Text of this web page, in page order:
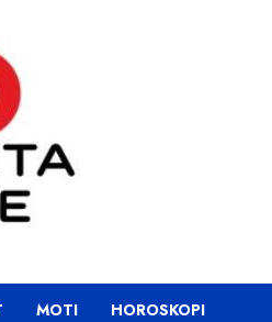
MOTI HOROSKOPI